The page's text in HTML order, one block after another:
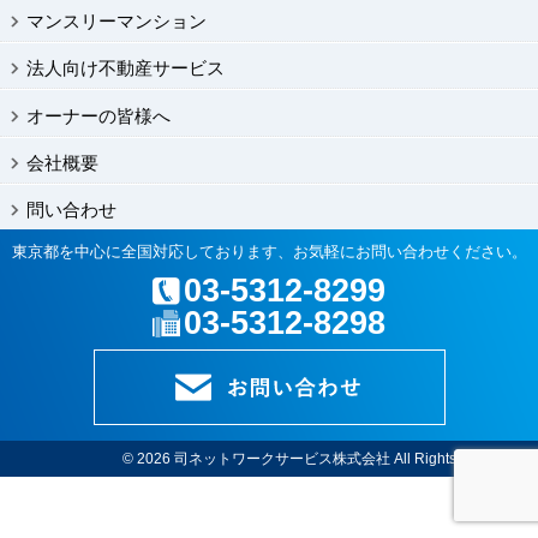
マンスリーマンション
法人向け不動産サービス
オーナーの皆様へ
会社概要
問い合わせ
東京都を中心に全国対応しております、お気軽にお問い合わせください。
03-5312-8299
03-5312-8298
© 2026司ネットワークサービス株式会社 All Rights Reserved.